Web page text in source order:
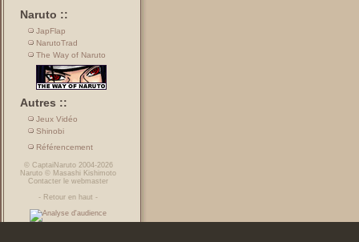
Naruto ::
JapFlap
NarutoTrad
The Way of Naruto
Autres ::
Jeux Vidéo
Shinobi
Référencement
© CaptaiNaruto2004-2026
Naruto © Masashi Kishimoto
Contacter le webmaster
- Retour en haut -